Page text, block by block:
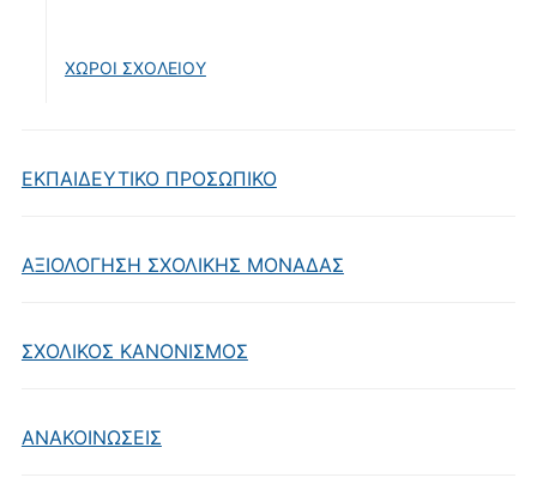
ΧΩΡΟΙ ΣΧΟΛΕΙΟΥ
ΕΚΠΑΙΔΕΥΤΙΚΟ ΠΡΟΣΩΠΙΚΟ
ΑΞΙΟΛΟΓΗΣΗ ΣΧΟΛΙΚΗΣ ΜΟΝΑΔΑΣ
ΣΧΟΛΙΚΟΣ ΚΑΝΟΝΙΣΜΟΣ
ΑΝΑΚΟΙΝΩΣΕΙΣ